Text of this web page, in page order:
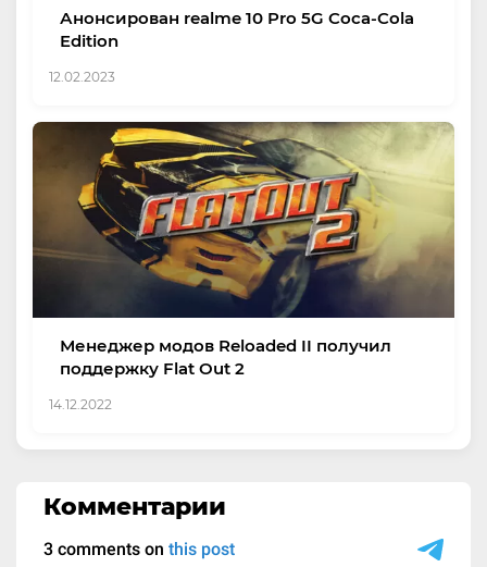
Анонсирован realme 10 Pro 5G Coca-Cola
Edition
12.02.2023
Менеджер модов Reloaded II получил
поддержку Flat Out 2
14.12.2022
Комментарии